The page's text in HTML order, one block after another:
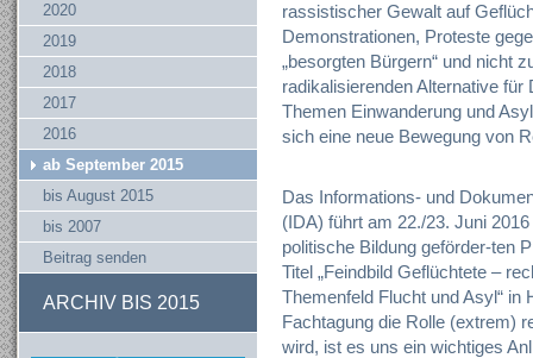
2020
2019
2018
2017
2016
ab September 2015
bis August 2015
bis 2007
Beitrag senden
ARCHIV BIS 2015
rassistischer Gewalt auf
Demonstrationen, Proteste
„besorgten Bürgern“ und nicht
radikalisierenden Alternative
Themen Einwanderung und
sich eine neue Bewegung von
Das Informations- und
(IDA) führt am 22./23. Juni
politische Bildung geförder-ten
Titel „Feindbild Geflüchtete –
Themenfeld Flucht und Asyl“
Fachtagung die Rolle (extrem)
wird, ist es uns ein wichtiges